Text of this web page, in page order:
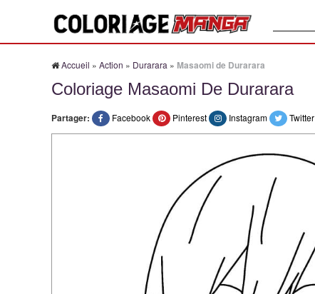
Accueil » Action » Durarara » Masaomi de Durarara
Coloriage Masaomi De Durarara
Partager: Facebook Pinterest Instagram Twitter